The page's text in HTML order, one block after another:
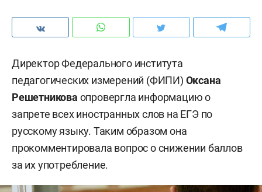
Директор Федерального института
педагогических измерений (ФИПИ) Оксана
Решетникова опровергла информацию о
запрете всех иностранных слов на ЕГЭ по
русскому языку. Таким образом она
прокомментировала вопрос о снижении баллов
за их употребление.